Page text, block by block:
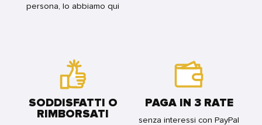
persona, lo abbiamo qui
SODDISFATTI O
RIMBORSATI
PAGA IN 3 RATE
senza interessi con PayPal